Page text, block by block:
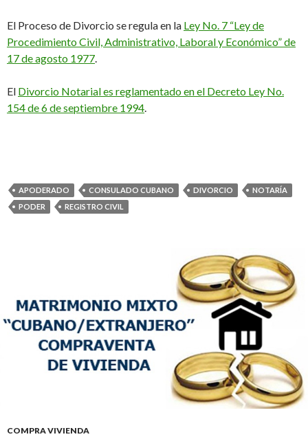
El Proceso de Divorcio se regula en la Ley No. 7 “Ley de
Procedimiento Civil, Administrativo, Laboral y Económico” de
17 de agosto 1977.
El Divorcio Notarial es reglamentado en el Decreto Ley No.
154 de 6 de septiembre 1994.
APODERADO CONSULADO CUBANO DIVORCIO
NOTARÍA
PODER
REGISTRO CIVIL
COMPRA VIVIENDA